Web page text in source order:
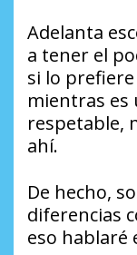
Adelanta
a tener el
si lo
mientras es
respetable,
ahí.
De hecho,
diferencias
eso hablaré